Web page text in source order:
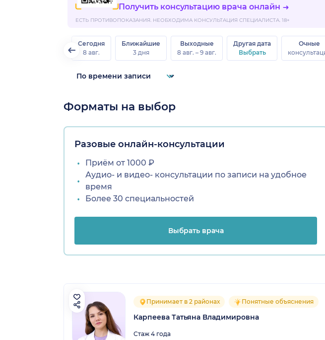
Получить консультацию врача онлайн
ЕСТЬ ПРОТИВОПОКАЗАНИЯ. НЕОБХОДИМА КОНСУЛЬТАЦИЯ СПЕЦИАЛИСТА. 18+
Сегодня
8 авг.
Ближайшие
3 дня
Выходные
8 авг. – 9 авг.
Другая дата
Выбрать
Очные
Форматы на выбор
Разовые онлайн-консультации
Приём от 1000 ₽
Аудио- и видео- консультации по записи на удобное
время
Более 30 специальностей
Выбрать врача
Принимает в 2 районах Понятные объяснения
Карпеева Татьяна Владимировна
Стаж 4 года